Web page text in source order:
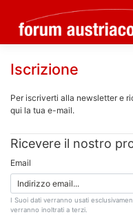
SkipIscrizione
Per iscriverti alla newsletter e
qui la tua e-mail.
Ricevere il nostro
Email
I Suoi dati verranno usati
verranno inoltrati a terzi.